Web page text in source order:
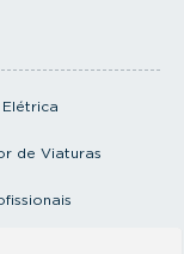
de Viaturas